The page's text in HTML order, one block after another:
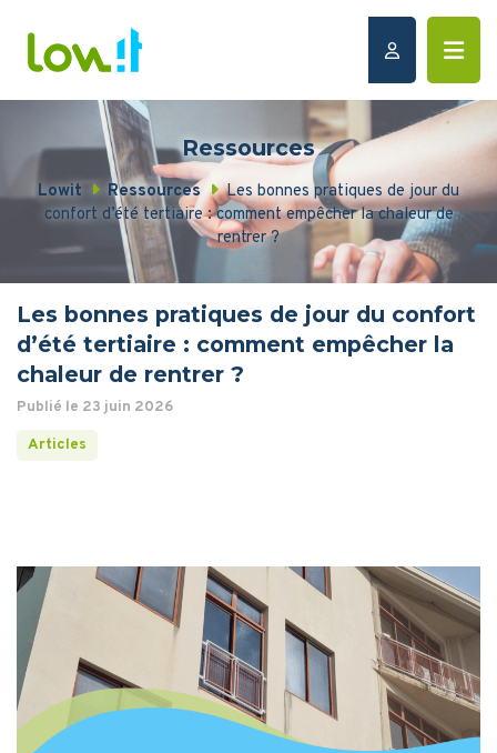
Ressources
Lowit Ressources
Les bonnes pratiques de jour du
confort d’été tertiaire : comment empêcher la chaleur de
rentrer ?
Les bonnes pratiques de jour du confort
d’été tertiaire : comment empêcher la
chaleur de rentrer ?
Publié le 23 juin 2026
Articles